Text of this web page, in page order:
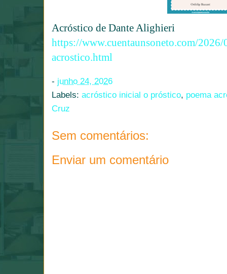
Acróstico de Dante Alighieri
https://www.cuentaunsoneto.com/
acrostico.html
- junho 24, 2026
Labels: acróstico inicial o próstico, poema
Cruz
Sem comentários:
Enviar um comentário